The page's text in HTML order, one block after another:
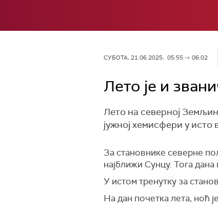
СУБОТА, 21.06.2025, 05:55 -> 06:02
Лето је и
Лето на северној
јужној хемисфери у
За становнике северне
најближи Сунцу. Тога
У истом тренутку за
На дан почетка лета, ноћ